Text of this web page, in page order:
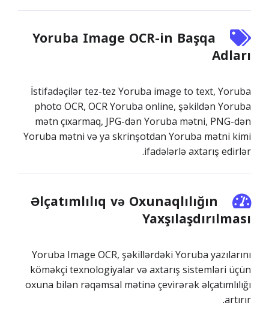
Yoruba Image OCR-in Başqa
Adları
İstifadəçilər tez-tez Yoruba image to text, Yoruba
photo OCR, OCR Yoruba online, şəkildən Yoruba
mətn çıxarmaq, JPG-dən Yoruba mətni, PNG-dən
Yoruba mətni və ya skrinşotdan Yoruba mətni kimi
ifadələrlə axtarış edirlər.
Əlçatımlılıq və Oxunaqlılığın
Yaxşılaşdırılması
Yoruba Image OCR, şəkillərdəki Yoruba yazılarını
köməkçi texnologiyalar və axtarış sistemləri üçün
oxuna bilən rəqəmsal mətinə çevirərək əlçatımlılığı
artırır.